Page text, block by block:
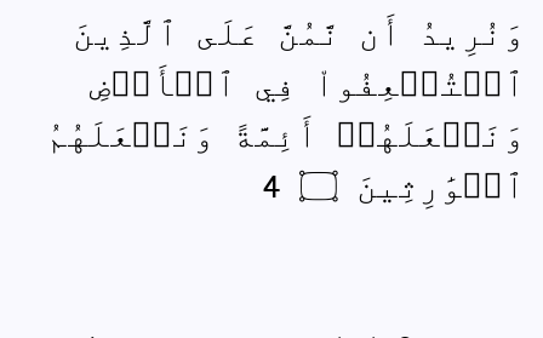
وَنُرِيدُ أَن نَّمُنَّ عَلَى ٱلَّذِينَ
ٱسۡتُضۡعِفُواْ فِي ٱلۡأَرۡضِ
وَنَجۡعَلَهُمۡ أَئِمَّةً وَنَجۡعَلَهُمُ
ٱلۡوَٰرِثِينَ ۝ 4